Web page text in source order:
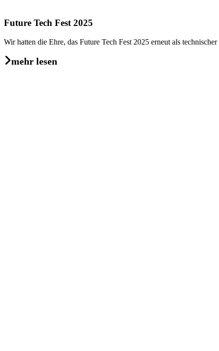
Future Tech Fest 2025
Wir hatten die Ehre, das Future Tech Fest 2025 erneut als
mehr lesen